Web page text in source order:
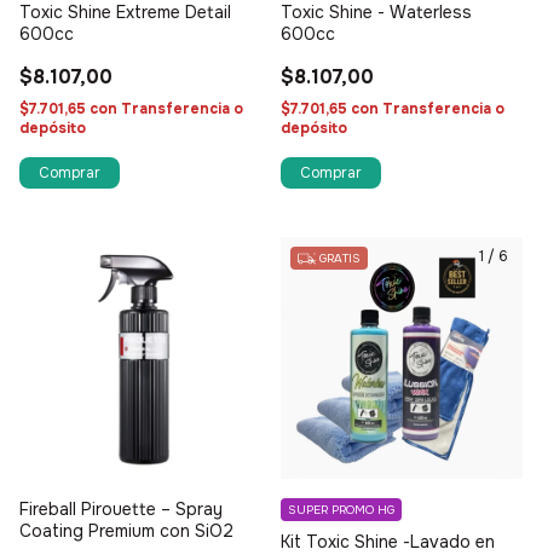
Toxic Shine Extreme Detail
600cc
$8.107,00
$7.701,65 con Transferencia o
depósito
Toxic Shine - Waterless
600cc
$8.107,00
$7.701,65 con Transferencia o
depósito
Fireball Pirouette – Spray
Coating Premium con SiO2
1 / 6
GRATIS
Kit Toxic Shine -Lavado en
SUPER PROMO HG